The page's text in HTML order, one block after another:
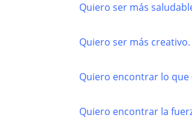
Quiero ser más
Quiero ser más creativo.
Quiero encontrar lo
Quiero encontrar la